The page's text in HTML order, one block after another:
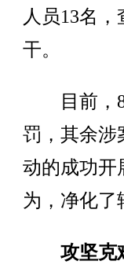
人员13名
干。
目前，8
罚，其余涉
动的成功开
为，净化了
攻坚克